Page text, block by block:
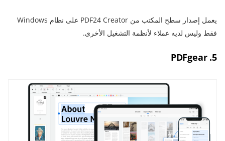
يعمل إصدار سطح المكتب من PDF24 Creator على نظام Windows
فقط وليس لديه عملاء لأنظمة التشغيل الأخرى.
5. PDFgear